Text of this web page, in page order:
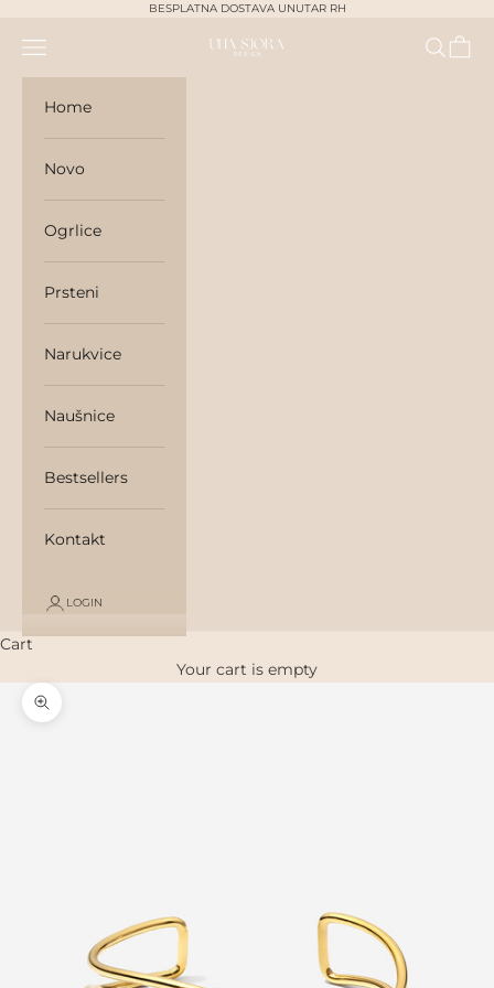
BESPLATNA DOSTAVA UNUTAR RH
unasjora
Navigation menu Search
Cart
Home
Novo
Ogrlice
Prsteni
Narukvice
Naušnice
Bestsellers
Kontakt
LOGIN
Cart
Your cart is empty
Zoom picture